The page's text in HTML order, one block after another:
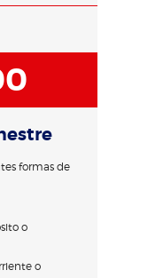
formas de
o
o